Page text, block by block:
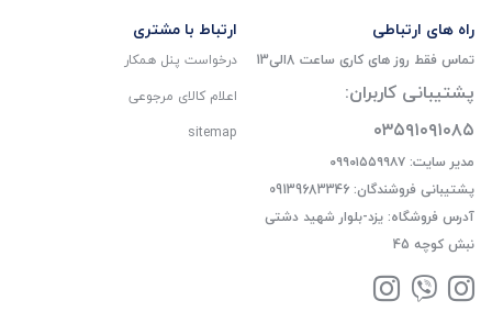
راه های ارتباطی
تماس فقط روز های کاری ساعت 8الی13
پشتیبانی کاربران:
۰۳۵۹۱۰۹۱۰۸۵
مدیر سایت: ۰۹۹۰۱۵۵۹۹۸۷
پشتیبانی فروشندگان: 09139683346
آدرس فروشگاه: یزد-بلوار شهید دشتی
نبش کوچه 45
ارتباط با مشتری
درخواست پنل همکار
اعلام کالای مرجوعی
sitemap